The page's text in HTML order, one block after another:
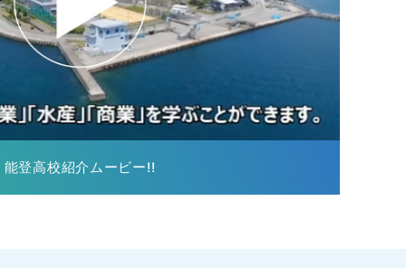
能登高校紹介ムービー!!